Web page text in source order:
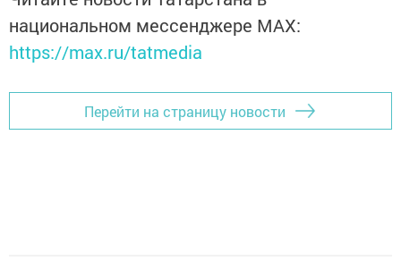
национальном мессенджере MАХ:
https://max.ru/tatmedia
Перейти на страницу новости